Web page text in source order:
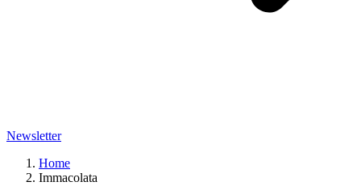
Newsletter
Home
Immacolata